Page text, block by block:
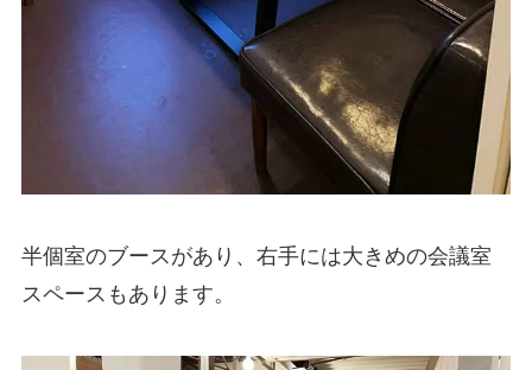
半個室のブースがあり、右手には大きめの会議室
スペースもあります。